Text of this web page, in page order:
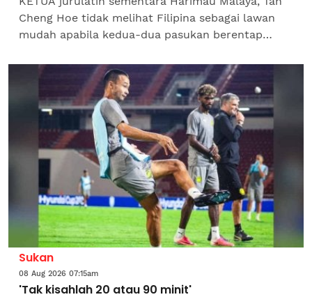
Cheng Hoe tidak melihat Filipina sebagai lawan
mudah apabila kedua-dua pasukan berentap
di Cheras malam...
Sukan
08 Aug 2026 07:15am
'Tak kisahlah 20 atau 90 minit'